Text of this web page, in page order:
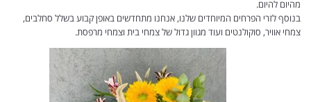
מהיום להיום.
בנוסף לזרי הפרחים המיוחדים שלנו, אנחנו מתחדשים באופן קבוע בשלל סחלבים,
צמחי אוויר, סוקולנטים ועוד מגוון גדול של צמחי בית וצמחי מרפסת.